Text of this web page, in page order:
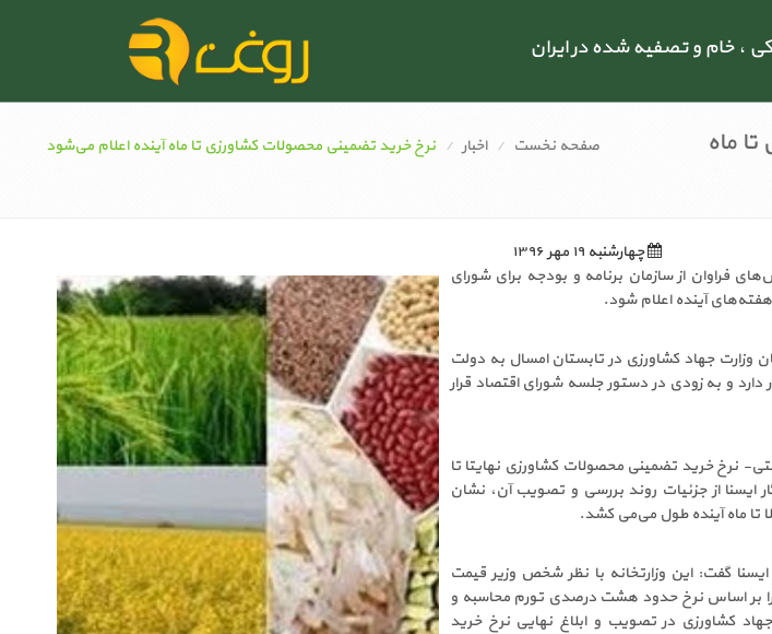
خام و تصفیه شده در ایران
ماه
صفحه نخست اخبار نرخ خرید تضمینی محصولات کشاورزی تا ماه آینده اعلام می‌شود
چهارشنبه ۱۹ مهر ۱۳۹۶
از سازمان برنامه و بودجه برای شورای
آینده اعلام شود.
وزارت جهاد کشاورزی در تابستان امسال به دولت
و به زودی در دستور جلسه شورای اقتصاد قرار
نرخ خرید تضمینی محصولات کشاورزی نهایتا تا
ایسنا از جزئیات روند بررسی و تصویب آن، نشان
تا ماه آینده طول می‌می کشد.
گفت: این وزارتخانه با نظر شخص وزیر قیمت
بر اساس نرخ حدود هشت درصدی تورم محاسبه و
کشاورزی در تصویب و ابلاغ نهایی نرخ خرید